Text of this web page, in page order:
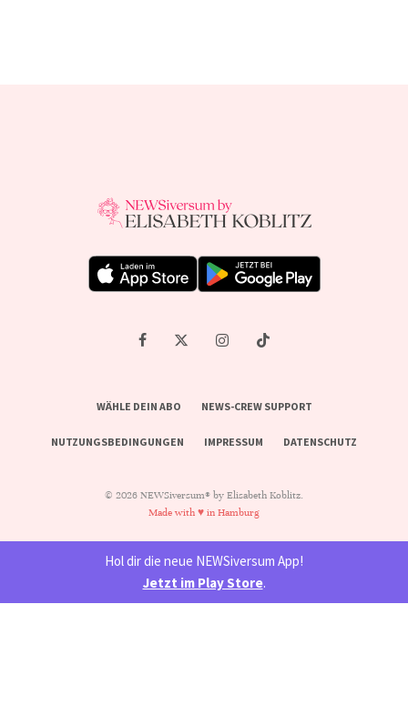
WÄHLE DEIN ABO NEWS-CREW SUPPORT
NUTZUNGSBEDINGUNGEN IMPRESSUM DATENSCHUTZ
© 2026 NEWSiversum® by Elisabeth Koblitz.
Made with ♥ in Hamburg
Hol dir die neue NEWSiversum App!
Jetzt im Play Store.